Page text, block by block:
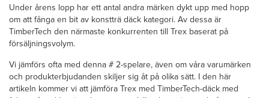
Under årens lopp har ett antal andra märken dykt upp med hopp
om att fånga en bit av konstträ däck kategori. Av dessa är
TimberTech den närmaste konkurrenten till Trex baserat på
försäljningsvolym.
Vi jämförs ofta med denna # 2-spelare, även om våra varumärken
och produkterbjudanden skiljer sig åt på olika sätt. I den här
artikeln kommer vi att jämföra Trex med TimberTech-däck med